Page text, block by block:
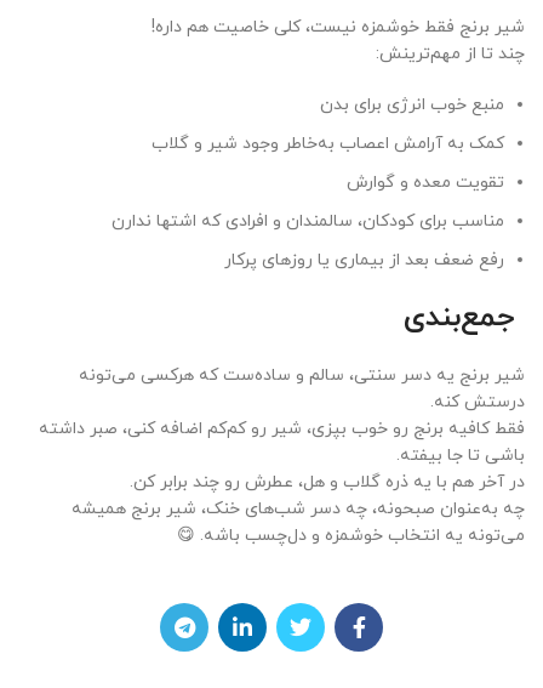
شیر برنج فقط خوشمزه نیست، کلی خاصیت هم داره!
چند تا از مهم‌ترینش:
منبع خوب انرژی برای بدن
کمک به آرامش اعصاب به‌خاطر وجود شیر و گلاب
تقویت معده و گوارش
مناسب برای کودکان، سالمندان و افرادی که اشتها ندارن
رفع ضعف بعد از بیماری یا روزهای پرکار
جمع‌بندی
شیر برنج یه دسر سنتی، سالم و ساده‌ست که هرکسی می‌تونه
درستش کنه.
فقط کافیه برنج رو خوب بپزی، شیر رو کم‌کم اضافه کنی، صبر داشته
باشی تا جا بیفته.
در آخر هم با یه ذره گلاب و هل، عطرش رو چند برابر کن.
چه به‌عنوان صبحونه، چه دسر شب‌های خنک، شیر برنج همیشه
می‌تونه یه انتخاب خوشمزه و دل‌چسب باشه. 😋